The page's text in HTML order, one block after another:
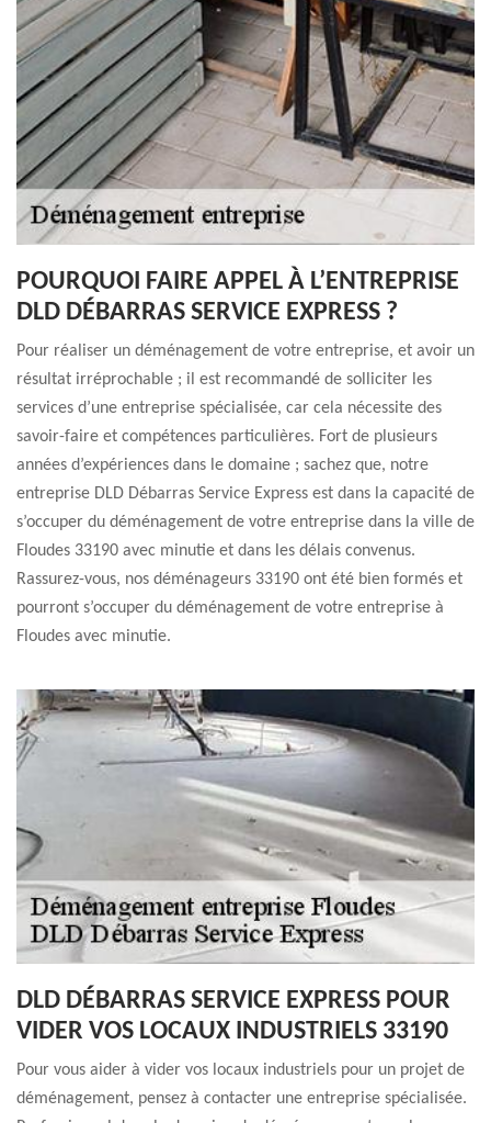
POURQUOI FAIRE APPEL À L’ENTREPRISE
DLD DÉBARRAS SERVICE EXPRESS ?
Pour réaliser un déménagement de votre entreprise, et avoir un
résultat irréprochable ; il est recommandé de solliciter les
services d’une entreprise spécialisée, car cela nécessite des
savoir-faire et compétences particulières. Fort de plusieurs
années d’expériences dans le domaine ; sachez que, notre
entreprise DLD Débarras Service Express est dans la capacité de
s’occuper du déménagement de votre entreprise dans la ville de
Floudes 33190 avec minutie et dans les délais convenus.
Rassurez-vous, nos déménageurs 33190 ont été bien formés et
pourront s’occuper du déménagement de votre entreprise à
Floudes avec minutie.
DLD DÉBARRAS SERVICE EXPRESS POUR
VIDER VOS LOCAUX INDUSTRIELS 33190
Pour vous aider à vider vos locaux industriels pour un projet de
déménagement, pensez à contacter une entreprise spécialisée.